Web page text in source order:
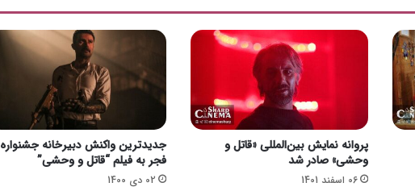
ه
ز
ن
ا
ی
ه
م
پروانه نمایش بین‌المللی «قاتل و
وحشی» صادر شد
06 اسفند 1401
جدیدترین واکنش دبیرخانه جشنواره
فجر به فیلم “قاتل و وحشی”
02 دی 1400